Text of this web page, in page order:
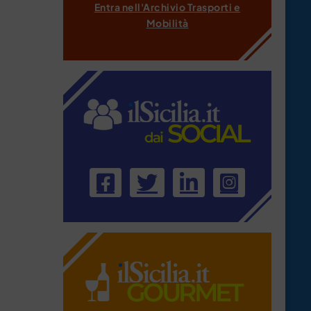
Entra nell'Archivio Trasporti e
Mobilità